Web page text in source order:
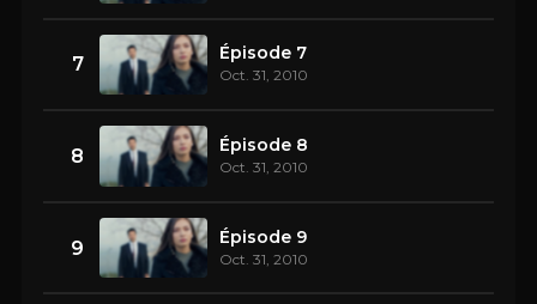
7 Épisode 7
Oct. 31, 2010
8 Épisode 8
Oct. 31, 2010
9 Épisode 9
Oct. 31, 2010